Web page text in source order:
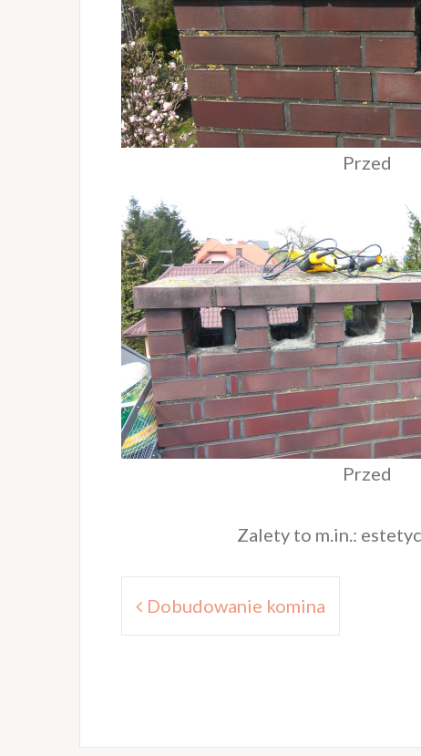
Przed
Przed
Zalety to m.in.:
Nawigacja
wpisu
Dobudowanie komina